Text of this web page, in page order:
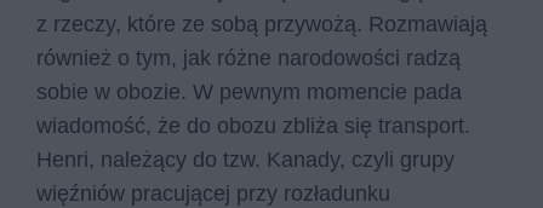
z rzeczy, które ze sobą przywożą. Rozmawiają
również o tym, jak różne narodowości radzą
sobie w obozie. W pewnym momencie pada
wiadomość, że do obozu zbliża się transport.
Henri, należący do tzw. Kanady, czyli grupy
więźniów pracującej przy rozładunku